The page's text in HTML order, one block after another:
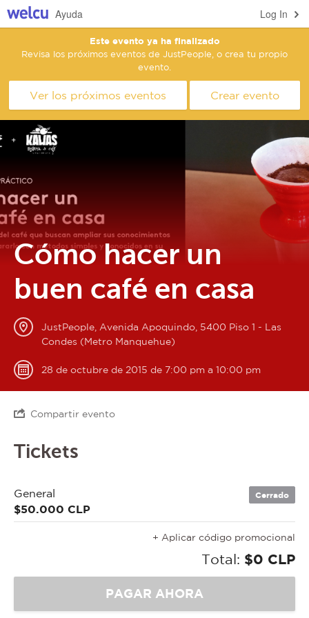
Log In
Ayuda
Este evento ya ha finalizado
Revisa los próximos eventos de JustPeople, o crea tu propio
evento.
Ver los próximos eventos Crear evento
Cómo hacer un
buen café en casa
JustPeople, Avenida Apoquindo, 5400 Piso 1 - Las
Condes (Metro Manquehue)
28 de octubre de 2015 de 7:00 pm a 10:00 pm
Compartir evento
Tickets
General
$50.000 CLP
Cerrado
+ Aplicar código promocional
Total: $0 CLP